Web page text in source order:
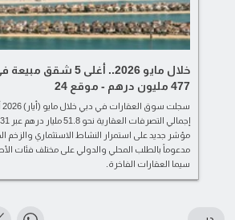
خلال مايو 2026.. أغلى 5
477 مليون درهم - موقع 24
مؤشر جديد على استمرار النشاط الاستثماري والزخم
مدعوماً بالطلب المحلي والدولي على مختلف فئات
سيما العقارات الفاخرة.